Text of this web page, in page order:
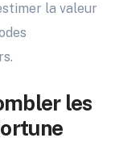
la valeur
les